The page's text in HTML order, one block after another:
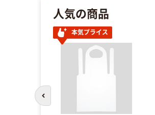
人気の商品
本気プライス